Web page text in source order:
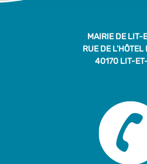
MAIRIE DE LIT-
RUE DE L'HÔTEL
40170 LIT-